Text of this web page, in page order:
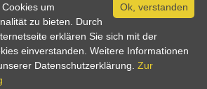
38
05263 / 409-0
Ok, verstanden
um
zu bieten. Durch
erklären Sie sich mit der
einverstanden. Weitere Informationen
Datenschutzerklärung. Zur